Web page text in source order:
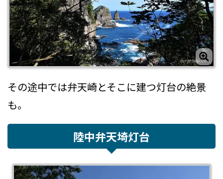
その途中では弁天崎とそこに建つ灯台の絶景
も。
陸中弁天埼灯台